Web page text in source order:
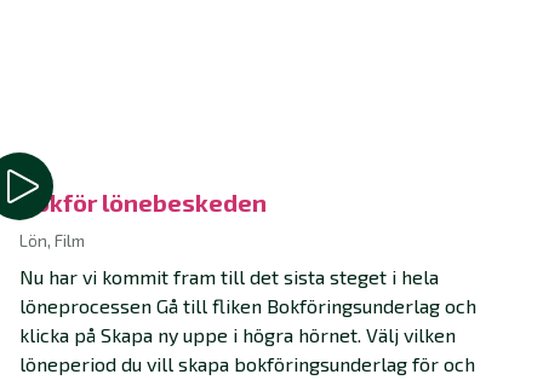
Bokför lönebeskeden
Lön, Film
Nu har vi kommit fram till det sista steget i hela
löneprocessen Gå till fliken Bokföringsunderlag och
klicka på Skapa ny uppe i högra hörnet. Välj vilken
löneperiod du vill skapa bokföringsunderlag för och